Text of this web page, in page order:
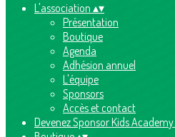
L'association ▴▾
Présentation
Boutique
Agenda
Adhésion annuel
L'équipe
Sponsors
Accès et contact
Devenez Sponsor Kids